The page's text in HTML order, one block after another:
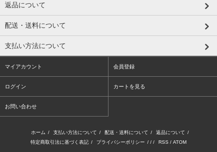
返品について
配送・送料について
支払い方法について
マイアカウント 会員登録
ログイン カートを見る
お問い合わせ
ホーム / 支払い方法について / 配送・送料について / 返品について /
特定商取引法に基づく表記 / プライバシーポリシー / / / RSS / ATOM